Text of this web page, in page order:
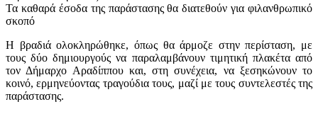
Τα καθαρά έσοδα της παράστασης θα διατεθούν για φιλανθρωπικό
σκοπό
Η βραδιά ολοκληρώθηκε, όπως θα άρμοζε στην περίσταση, με
τους δύο δημιουργούς να παραλαμβάνουν τιμητική πλακέτα από
τον Δήμαρχο Αραδίππου και, στη συνέχεια, να ξεσηκώνουν το
κοινό, ερμηνεύοντας τραγούδια τους, μαζί με τους συντελεστές της
παράστασης.